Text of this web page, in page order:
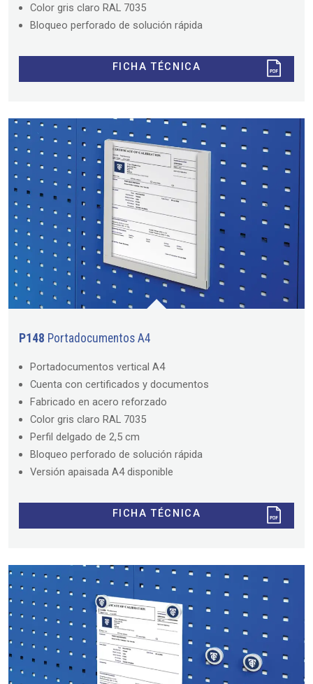
Color gris claro RAL 7035
Bloqueo perforado de solución rápida
FICHA TÉCNICA
P148 Portadocumentos A4
Portadocumentos vertical A4
Cuenta con certificados y documentos
Fabricado en acero reforzado
Color gris claro RAL 7035
Perfil delgado de 2,5 cm
Bloqueo perforado de solución rápida
Versión apaisada A4 disponible
FICHA TÉCNICA